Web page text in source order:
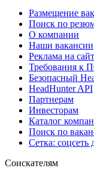
Размещение
Поиск по
О компании
Наши вакансии
Реклама на
Требования к
Безопасный
HeadHunter API
Партнерам
Инвесторам
Каталог
Поиск по
Сетка: соцсеть
Соискателям